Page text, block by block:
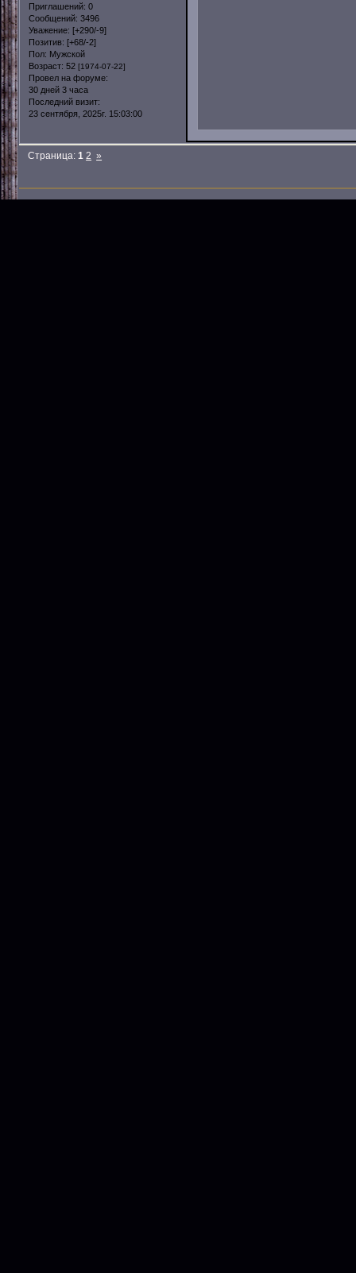
Приглашений: 0
Сообщений: 3496
Уважение: [+290/-9]
Позитив: [+68/-2]
Пол: Мужской
Возраст: 52 [1974-07-22]
Провел на форуме:
30 дней 3 часа
Последний визит:
23 сентября, 2025г. 15:03:00
Страница:1 2 »